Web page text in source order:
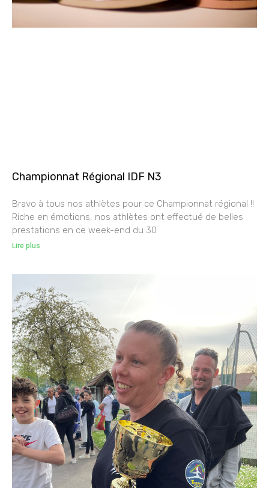
Championnat Régional IDF N3
Bravo à tous nos athlètes pour ce Championnat régional !!
Riche en émotions, nos athlètes ont effectué de belles
prestations en ce week-end du 30
Lire plus